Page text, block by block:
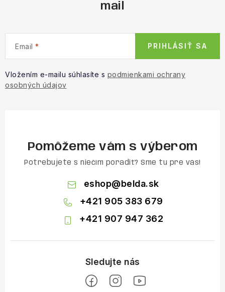
mail
Email
Vložením e-mailu súhlasíte s podmienkami ochrany
osobných údajov
PRIHLÁSIŤ SA
Pomôžeme vám s výberom
Potrebujete s niečím poradiť? Sme tu pre vás!
eshop@belda.sk
+421 905 383 679
+421 907 947 362